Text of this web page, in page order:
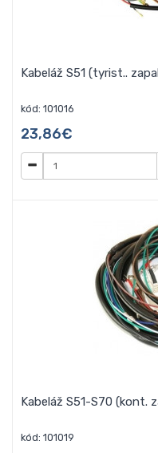
Kabeláž S51 (tyrist..
kód: 101016
23,86€
Kabeláž S51-S70 (kont.
kód: 101019